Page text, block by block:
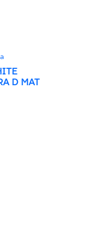
D MAT